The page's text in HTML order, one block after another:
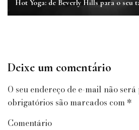
Hot Yoga: de Beverly Hills para o seu
Deixe um comentário
O seu endereço de e-mail não
obrigatórios são marcados com *
Comentário